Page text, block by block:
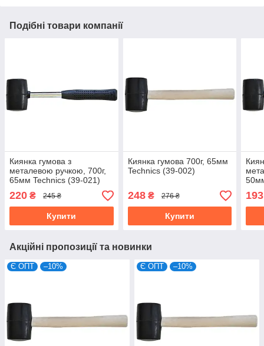
Подібні товари компанії
Киянка гумова з
металевою ручкою, 700г,
65мм Technics (39-021)
220 ₴ 245 ₴
Купити
Киянка гумова 700г, 65мм
Technics (39-002)
248₴ 276 ₴
Купити
193
Акційні пропозиції та новинки
Є ОПТ –10% Є ОПТ –10%